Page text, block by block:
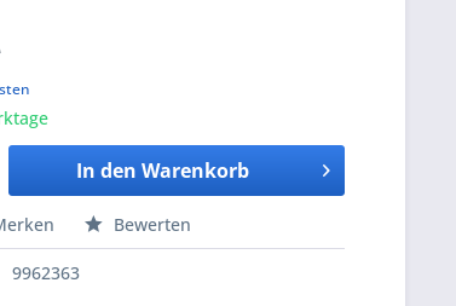
In den Warenkorb
Bewerten
9962363